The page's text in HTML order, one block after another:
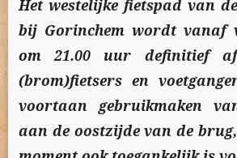
Het westelijke fietspad van
bij Gorinchem wordt vanaf
om 21.00 uur definitief
(brom)fietsers en
voortaan gebruikmaken
aan de oostzijde van de